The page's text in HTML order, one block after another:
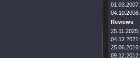
01.03.2007:
04.10.2006:
Reviews
25.11.2025:
04.12.2021:
25.06.2016:
09.12.2012: